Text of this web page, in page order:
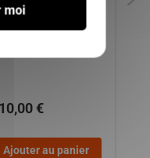
€
Ajouter au panier
moi